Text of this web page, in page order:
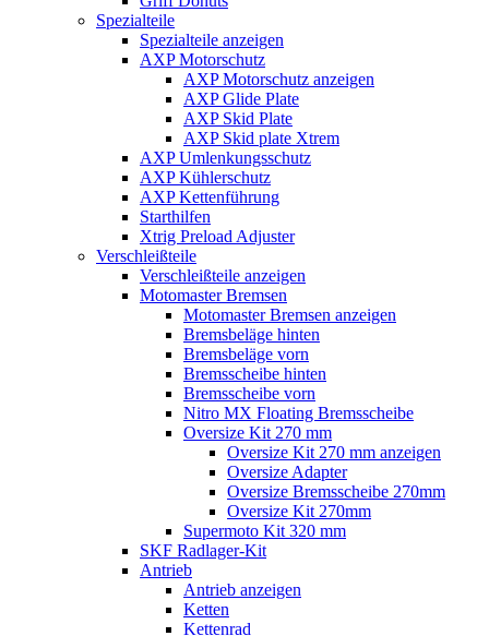
Spezialteile
Spezialteile anzeigen
AXP Motorschutz
AXP Motorschutz anzeigen
AXP Glide Plate
AXP Skid Plate
AXP Skid plate Xtrem
AXP Umlenkungsschutz
AXP Kühlerschutz
AXP Kettenführung
Starthilfen
Xtrig Preload Adjuster
Verschleißteile
Verschleißteile anzeigen
Motomaster Bremsen
Motomaster Bremsen anzeigen
Bremsbeläge hinten
Bremsbeläge vorn
Bremsscheibe hinten
Bremsscheibe vorn
Nitro MX Floating Bremsscheibe
Oversize Kit 270 mm
Oversize Kit 270 mm anzeigen
Oversize Adapter
Oversize Bremsscheibe 270mm
Oversize Kit 270mm
Supermoto Kit 320 mm
SKF Radlager-Kit
Antrieb
Antrieb anzeigen
Ketten
Kettenrad